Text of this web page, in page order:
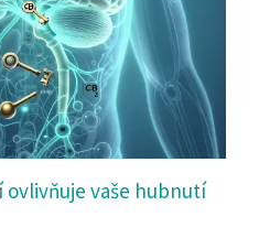
ovlivňuje vaše hubnutí